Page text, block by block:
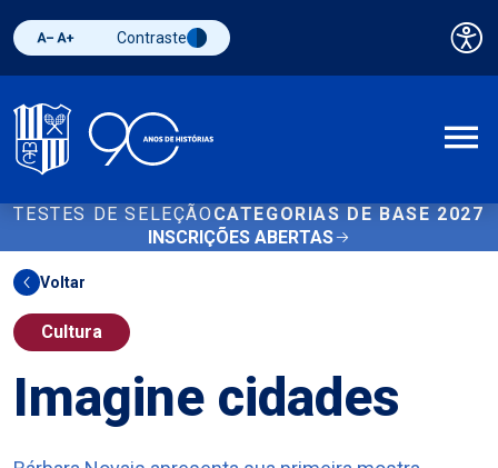
Diminuir fonte
Aumentar fonteAlternar contraste
Contraste
TESTES DE SELEÇÃO CATEGORIAS DE BASE 2027
INSCRIÇÕES ABERTAS
Voltar
Cultura
Imagine cidades